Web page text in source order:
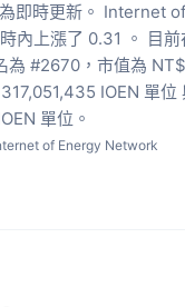
即時更新。 Internet
內上漲了 0.31 。
目前
#2670，市值為
IOEN 單位
單位。
of Energy Network